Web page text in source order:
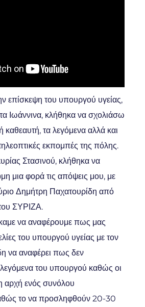
επίσκεψη του υπουργού υγείας,
Ιωάννινα, κλήθηκα να σχολιάσω
καθεαυτή, τα λεγόμενα αλλά και
εκπομπές της πόλης.
Στασινού, κλήθηκα να
μια φορά τις απόψεις μου, με
Δημήτρη Παχατουρίδη από
ΣΥΡΙΖΑ.
να αναφέρουμε πως μας
του υπουργού υγείας με τον
να αναφέρει πως δεν
του υπουργού καθώς οι
αρχή ενός συνόλου
το να προσληφθούν 20-30